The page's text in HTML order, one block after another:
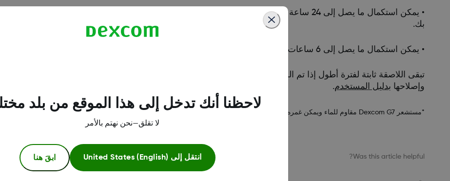
• يمكن استكمال ما يصل إلى 24 ساعة من قراءات المستشعر الفائتة على الرسم البياني للاتجاه في تطبيق الهاتف
بك.
• يمكن استكمال ما يصل إلى 6 ساعات من قراءات المستشعر الفائتة على الرسم البياني للاتجاه في تطبيق الساعة.
تبقى اللاصقة ثابتة لفترة أطول إذا تم الحفاظ عليها جافة. لمزيد من التفاصيل، انتقل إلى قسم لاصقة المستشعر في
وإصلاحها بدليل المستخدم.
*مستشعر Dexcom G7 مقاوم للماء ويمكن غمره تحت الماء بعمق يصل إلى 2.4 متر لمدة تصل إلى 24 ساعة دون حدوث عطل عند تركيبه بشكل صحيح.
Was this article helpful?
لاحظنا أنك تدخل إلى هذا الموقع من بلد
لا تقلق—نحن نهتم بالأمر
انتقل إلى United States (English) ابقَ هنا